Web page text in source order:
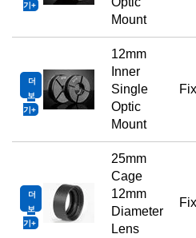
기
Mount
더
보
기
12mm
Inner
Single
Optic
Mount
더
보
기
25mm
Cage
12mm
Diameter
Lens